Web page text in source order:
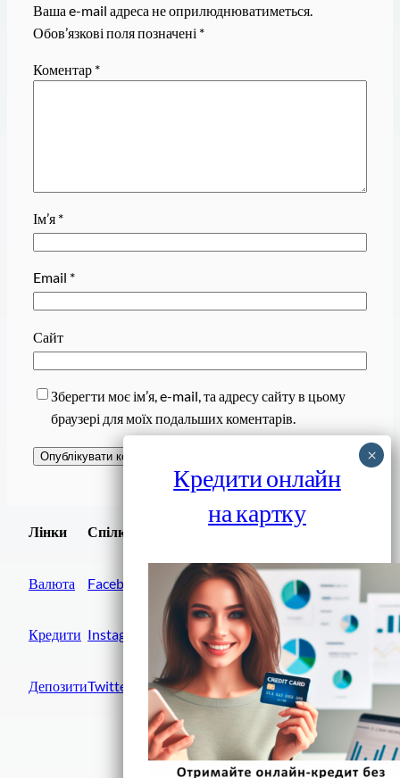
Ваша e-mail адреса не оприлюднюватиметься.
Обов’язкові поля позначені *
Коментар *
Ім’я *
Email *
Сайт
Зберегти моє ім’я, e-mail, та адресу сайту в цьому
браузері для моїх подальших коментарів.
Лінки
Валюта
Кредити
Депозити
Спілки
Facebook
Instagram
Twitter
Завантажити
Фінанси IN UA
вулиця Хрещатик, 14
Кредити онлайн
на картку